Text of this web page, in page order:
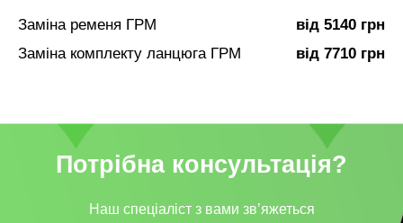
Заміна ременя ГРМ
від 5140 грн
Заміна комплекту ланцюга ГРМ
від 7710 грн
Потрібна консультація?
Наш спеціаліст з вами зв’яжеться